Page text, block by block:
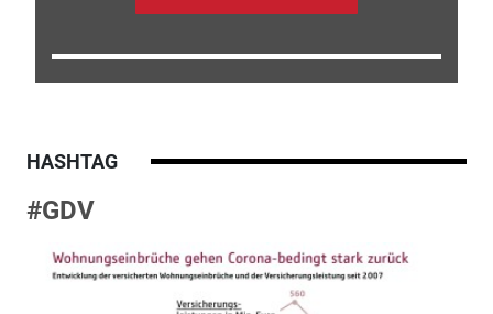
HASHTAG
#GDV